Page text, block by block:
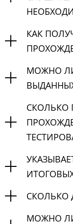
КАК
МОЖНО
СКОЛЬКО
СКОЛЬКО
МОЖНО